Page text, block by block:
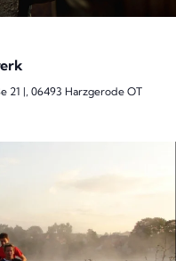
21 |, 06493 Harzgerode OT